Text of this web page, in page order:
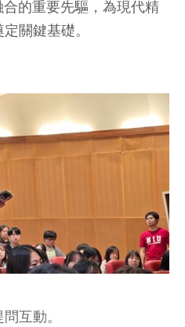
的重要先驅，為現代精
關鍵基礎。
互動。